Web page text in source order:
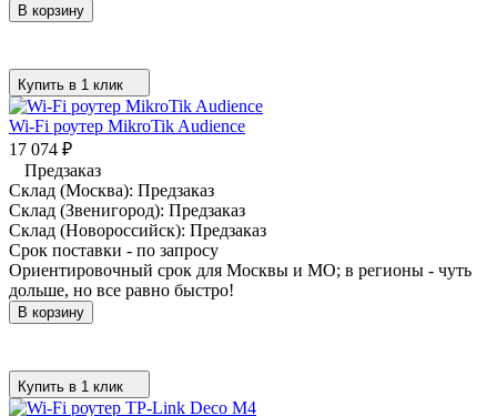
В корзину
Купить в 1 клик
Wi-Fi роутер MikroTik Audience
17 074 ₽
Предзаказ
Склад (Москва): Предзаказ
Склад (Звенигород): Предзаказ
Склад (Новороссийск): Предзаказ
Срок поставки - по запросу
Ориентировочный срок для Москвы и МО; в регионы - чуть
дольше, но все равно быстро!
В корзину
Купить в 1 клик